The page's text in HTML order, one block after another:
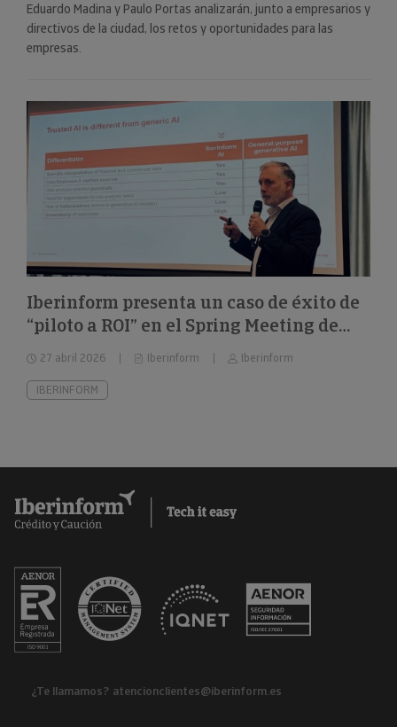
Eduardo Madina y Paulo Portas analizarán, junto a empresarios y
directivos de la ciudad, los retos y oportunidades para las
empresas.
Iberinform presenta un caso de éxito de
“piloto a ROI” en el Spring Meeting de
FEBIS
27 abril 2026 Iberinform Iberinform
IBERINFORM
¿Te llamamos? atencionclientes@iberinform.es